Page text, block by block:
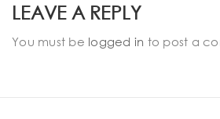
LEAVE A REPLY
You must be logged in to post a